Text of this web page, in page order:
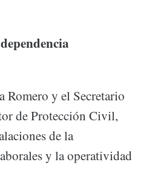
Romero y el Secretario
de Protección Civil,
de la
y la operatividad